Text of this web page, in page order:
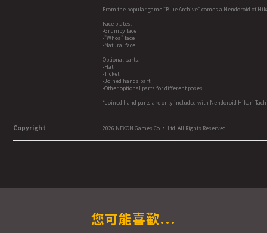
From the popular game "Blue Archive" comes a Nendoroid of
Face plates:
-Grumpy face
-"Whoa" face
-Natural face
Optional parts:
-Hat
-Ticket
-Joined hands part
-Other optional parts for different poses.
*Joined hand parts are only included with Nendoroid Hikari
Copyright 2026 NEXON Games Co.， Ltd. All Rights Reserved.
您可能喜歡...